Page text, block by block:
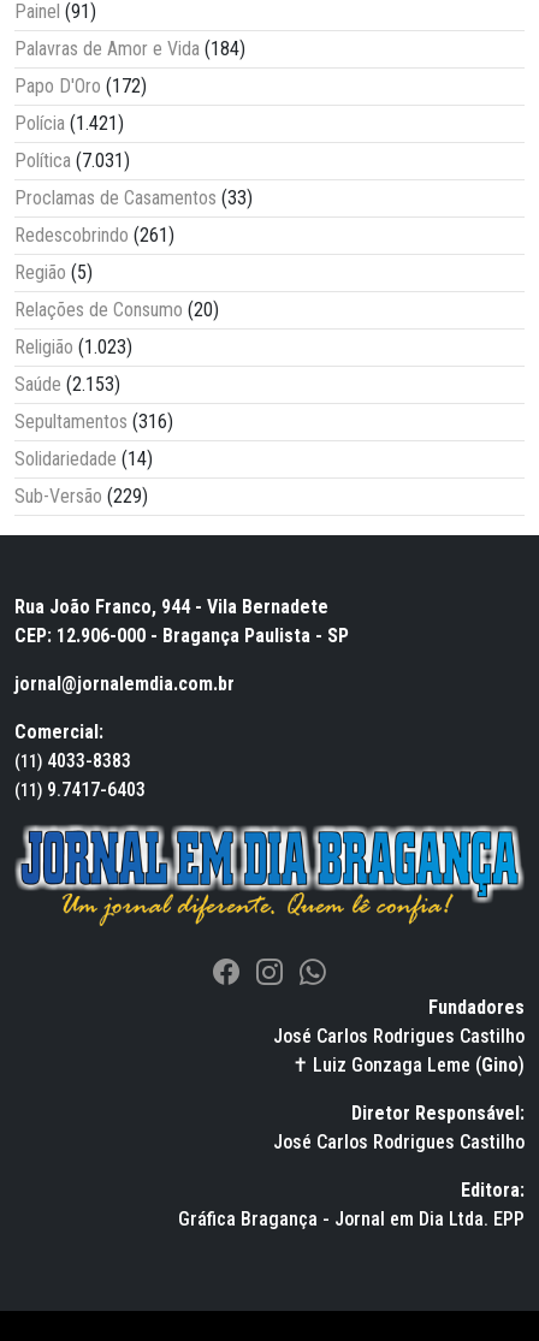
Painel (91)
Palavras de Amor e Vida (184)
Papo D'Oro (172)
Polícia (1.421)
Política (7.031)
Proclamas de Casamentos (33)
Redescobrindo (261)
Região (5)
Relações de Consumo (20)
Religião (1.023)
Saúde (2.153)
Sepultamentos (316)
Solidariedade (14)
Sub-Versão (229)
Rua João Franco, 944 - Vila Bernadete
CEP: 12.906-000 - Bragança Paulista - SP
jornal@jornalemdia.com.br
Comercial:
(11) 4033-8383
(11) 9.7417-6403
Fundadores
José Carlos Rodrigues Castilho
✝ Luiz Gonzaga Leme (Gino)
Diretor Responsável:
José Carlos Rodrigues Castilho
Editora:
Gráfica Bragança - Jornal em Dia Ltda. EPP